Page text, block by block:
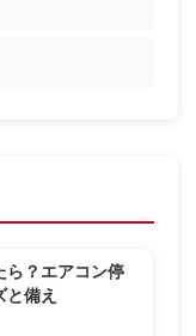
ら？エアコン停
と備え